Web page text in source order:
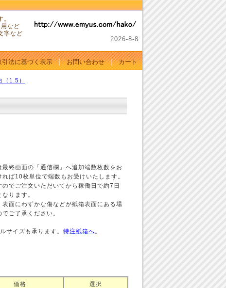
など
字など
2026-8-8
引法に基づく表示 お問い合わせ
カート
1.5）
終画面の「通信欄」へ追加端数枚数をお
ば10枚単位で端数もお受けいたします。
でご注文いただいてから稼働日で約7日
ります。
面にわずかな傷などが紙箱表面にある場
ご了承ください。
サイズも承ります。 特注紙箱へ。
価格 選択